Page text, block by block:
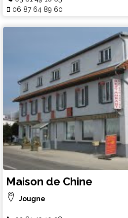
06 87 64 89 60
Maison de Chine
Jougne